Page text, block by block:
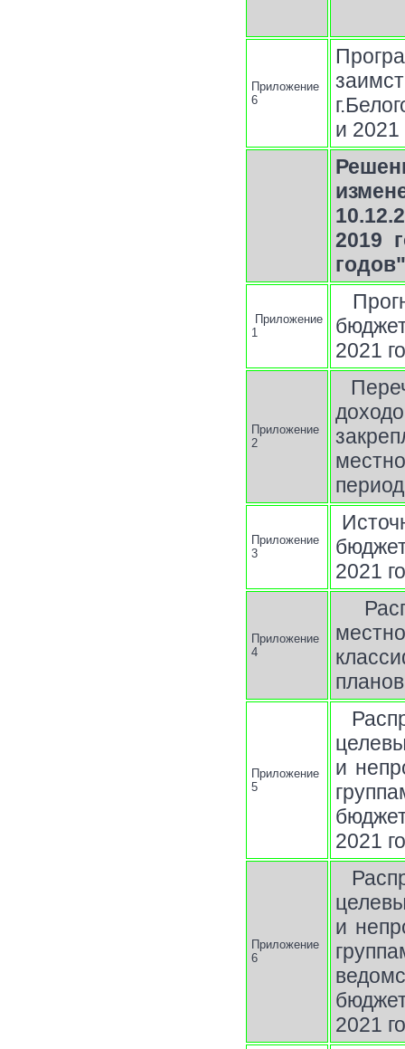
Приложение
6
и 2021
2019
годов"
Приложение
1
2021
Приложение
2
Приложение
3
2021
Приложение
4
Приложение
5
и
2021
Приложение
6
и
2021